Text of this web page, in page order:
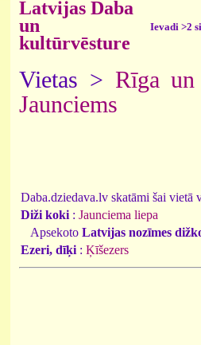
Latvijas Daba
un
kultūrvēsture
Ievadi >2
Vietas > Rīga un
Jaunciems
Daba.dziedava.lv skatāmi šai vietā
Diži koki : Jaunciema liepa
Apsekoto Latvijas nozīmes
Ezeri, dīķi : Ķīšezers